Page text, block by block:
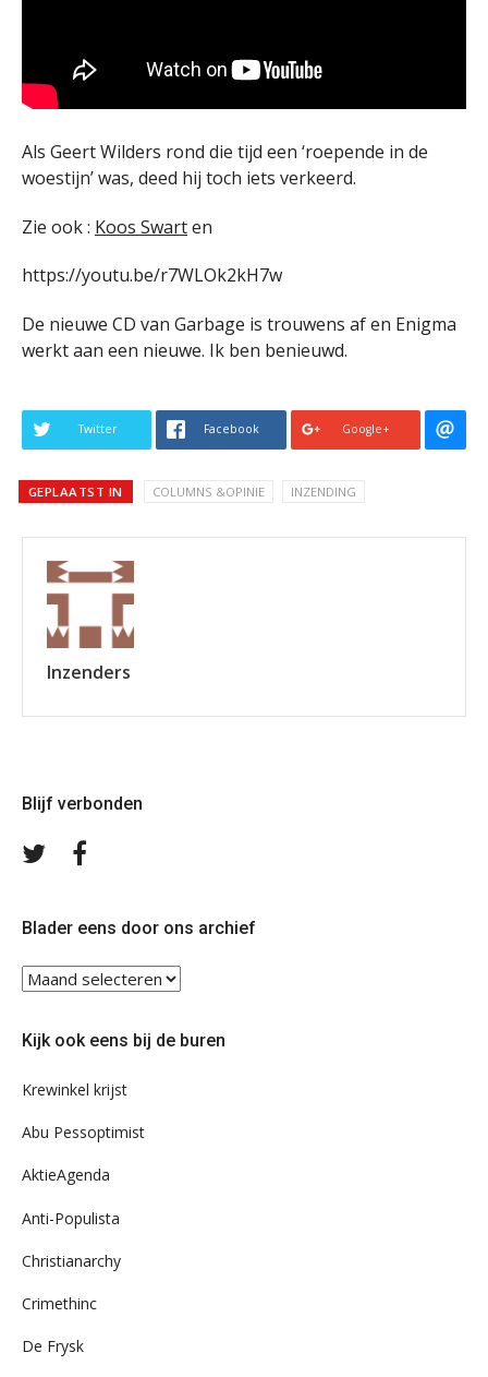
Als Geert Wilders rond die tijd een ‘roepende in de
woestijn’ was, deed hij toch iets verkeerd.
Zie ook : Koos Swarten
https://youtu.be/r7WLOk2kH7w
De nieuwe CD van Garbage is trouwens af en Enigma
werkt aan een nieuwe. Ik ben benieuwd.
Twitter Facebook Google+
GEPLAATST IN COLUMNS &OPINIE INZENDING
Inzenders
Blijf verbonden
Volg
Blader eens door ons archief
Blader
eens
ons
Kijk ook eens bij de buren
Krewinkel krijst
Abu Pessoptimist
AktieAgenda
Anti-Populista
Christianarchy
Crimethinc
De Frysk